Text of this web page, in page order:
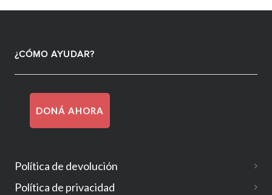
¿CÓMO AYUDAR?
DONÁ AHORA
Política de devolución
Política de privacidad